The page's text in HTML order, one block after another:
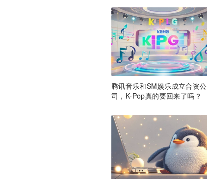
腾讯音乐和SM娱乐成立合资公
司，K-Pop真的要回来了吗？